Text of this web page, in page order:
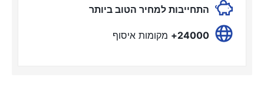
התחייבות למחיר הטוב ביותר
24000+ מקומות איסוף